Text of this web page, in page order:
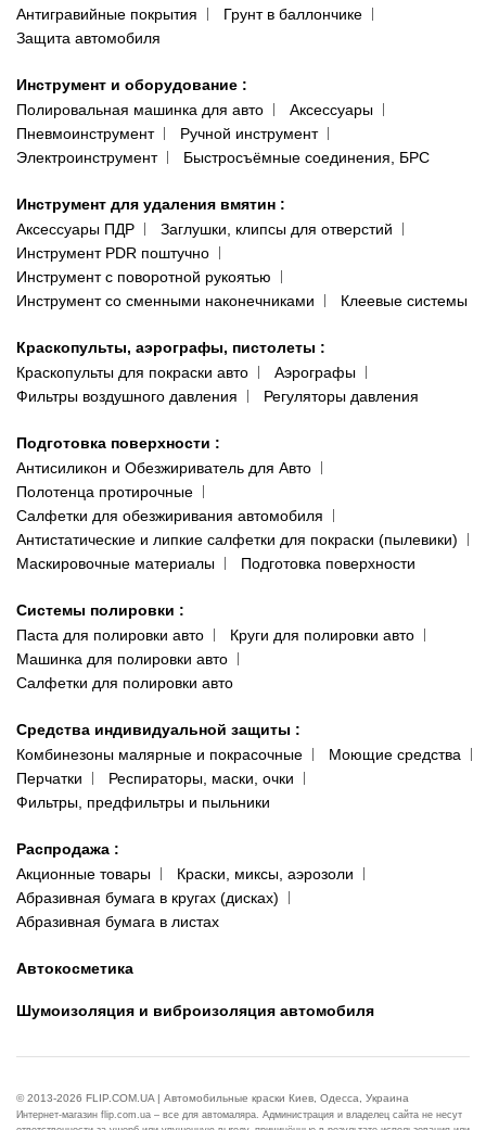
Антигравийные покрытия
Грунт в баллончике
Защита автомобиля
Инструмент и оборудование :
Полировальная машинка для авто
Аксессуары
Пневмоинструмент
Ручной инструмент
Электроинструмент
Быстросъёмные соединения, БРС
Инструмент для удаления вмятин :
Аксессуары ПДР
Заглушки, клипсы для отверстий
Инструмент PDR поштучно
Инструмент с поворотной рукоятью
Инструмент со сменными наконечниками
Клеевые системы
Краскопульты, аэрографы, пистолеты :
Краскопульты для покраски авто
Аэрографы
Фильтры воздушного давления
Регуляторы давления
Подготовка поверхности :
Антисиликон и Обезжириватель для Авто
Полотенца протирочные
Салфетки для обезжиривания автомобиля
Антистатические и липкие салфетки для покраски (пылевики)
Маскировочные материалы
Подготовка поверхности
Системы полировки :
Паста для полировки авто
Круги для полировки авто
Машинка для полировки авто
Салфетки для полировки авто
Средства индивидуальной защиты :
Комбинезоны малярные и покрасочные
Моющие средства
Перчатки
Респираторы, маски, очки
Фильтры, предфильтры и пыльники
Распродажа :
Акционные товары
Краски, миксы, аэрозоли
Абразивная бумага в кругах (дисках)
Абразивная бумага в листах
Автокосметика
Шумоизоляция и виброизоляция автомобиля
© 2013-2026 FLIP.COM.UA | Автомобильные краски Киев, Одесса, Украина
Интернет-магазин flip.com.ua – все для автомаляра. Администрация и владелец сайта не несут